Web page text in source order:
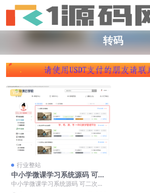
转码
VIP
行业整站
中小学微课学习系统源码 可二
次开发
中小学微课学习系统源码 可二次开
发。中小学微课学习系统 视频点播